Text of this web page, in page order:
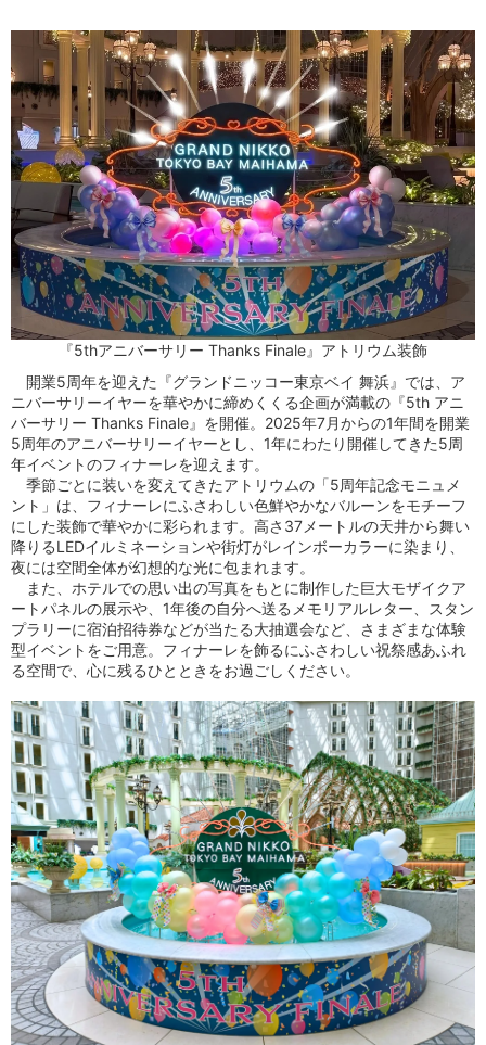
『5thアニバーサリー Thanks Finale』アトリウム装飾
開業5周年を迎えた『グランドニッコー東京ベイ 舞浜』では、ア
ニバーサリーイヤーを華やかに締めくくる企画が満載の『5th アニ
バーサリー Thanks Finale』を開催。2025年7月からの1年間を開業
5周年のアニバーサリーイヤーとし、1年にわたり開催してきた5周
年イベントのフィナーレを迎えます。
季節ごとに装いを変えてきたアトリウムの「5周年記念モニュメ
ント」は、フィナーレにふさわしい色鮮やかなバルーンをモチーフ
にした装飾で華やかに彩られます。高さ37メートルの天井から舞い
降りるLEDイルミネーションや街灯がレインボーカラーに染まり、
夜には空間全体が幻想的な光に包まれます。
また、ホテルでの思い出の写真をもとに制作した巨大モザイクア
ートパネルの展示や、1年後の自分へ送るメモリアルレター、スタン
プラリーに宿泊招待券などが当たる大抽選会など、さまざまな体験
型イベントをご用意。フィナーレを飾るにふさわしい祝祭感あふれ
る空間で、心に残るひとときをお過ごしください。